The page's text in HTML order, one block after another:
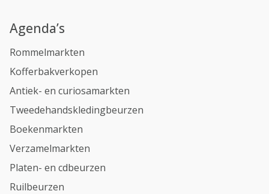
Agenda’s
Rommelmarkten
Kofferbakverkopen
Antiek- en curiosamarkten
Tweedehandskledingbeurzen
Boekenmarkten
Verzamelmarkten
Platen- en cdbeurzen
Ruilbeurzen